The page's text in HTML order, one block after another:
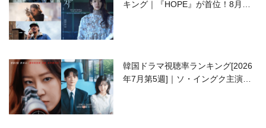
キング｜『HOPE』が首位！8月公
韓国ドラマ視聴率ランキング[2026
年7月第5週]｜ソ・イングク主演の